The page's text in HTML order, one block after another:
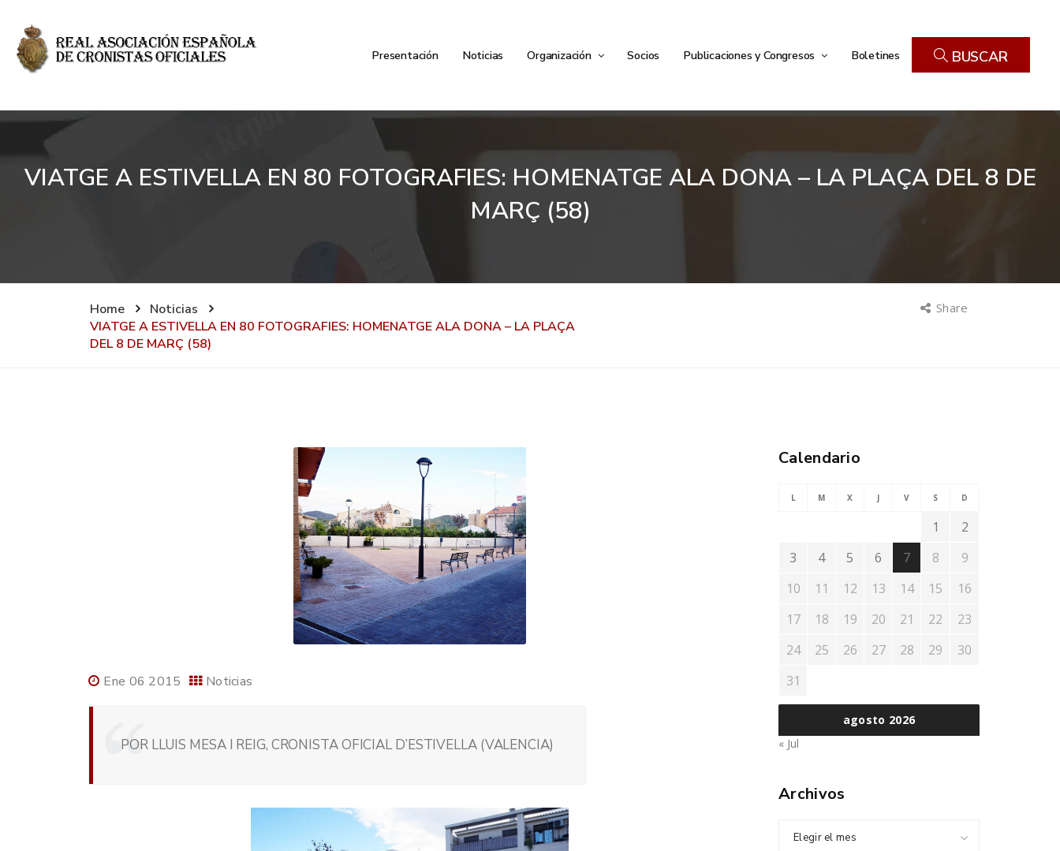
Presentación Noticias Organización Socios Publicaciones y Congresos Boletines BUSCAR
VIATGE A ESTIVELLA EN 80 FOTOGRAFIES: HOMENATGE ALA DONA – LA PLAÇA DEL 8 DE
MARÇ (58)
Home
Noticias
VIATGE A ESTIVELLA EN 80 FOTOGRAFIES: HOMENATGE ALA DONA – LA PLAÇA
DEL 8 DE MARÇ (58)
Share
Ene 06 2015 Noticias
POR LLUIS MESA I REIG, CRONISTA OFICIAL D’ESTIVELLA (VALENCIA)
Calendario
agosto 2026
L M X J V S D
1
2
3
4 5 6 7 8
9
10
11 12 13 14 15
16
17
18 19 20 21 22
23
24
25 26 27 28 29
30
31
« Jul
Archivos
Elegir el mes